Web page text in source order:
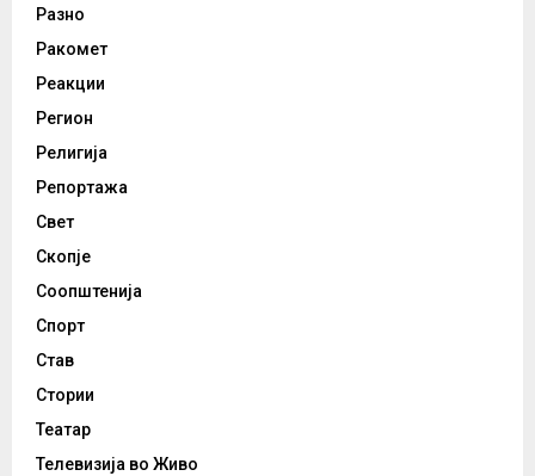
Разно
Ракомет
Реакции
Регион
Религија
Репортажа
Свет
Скопје
Соопштенија
Спорт
Став
Стории
Театар
Телевизија во Живо